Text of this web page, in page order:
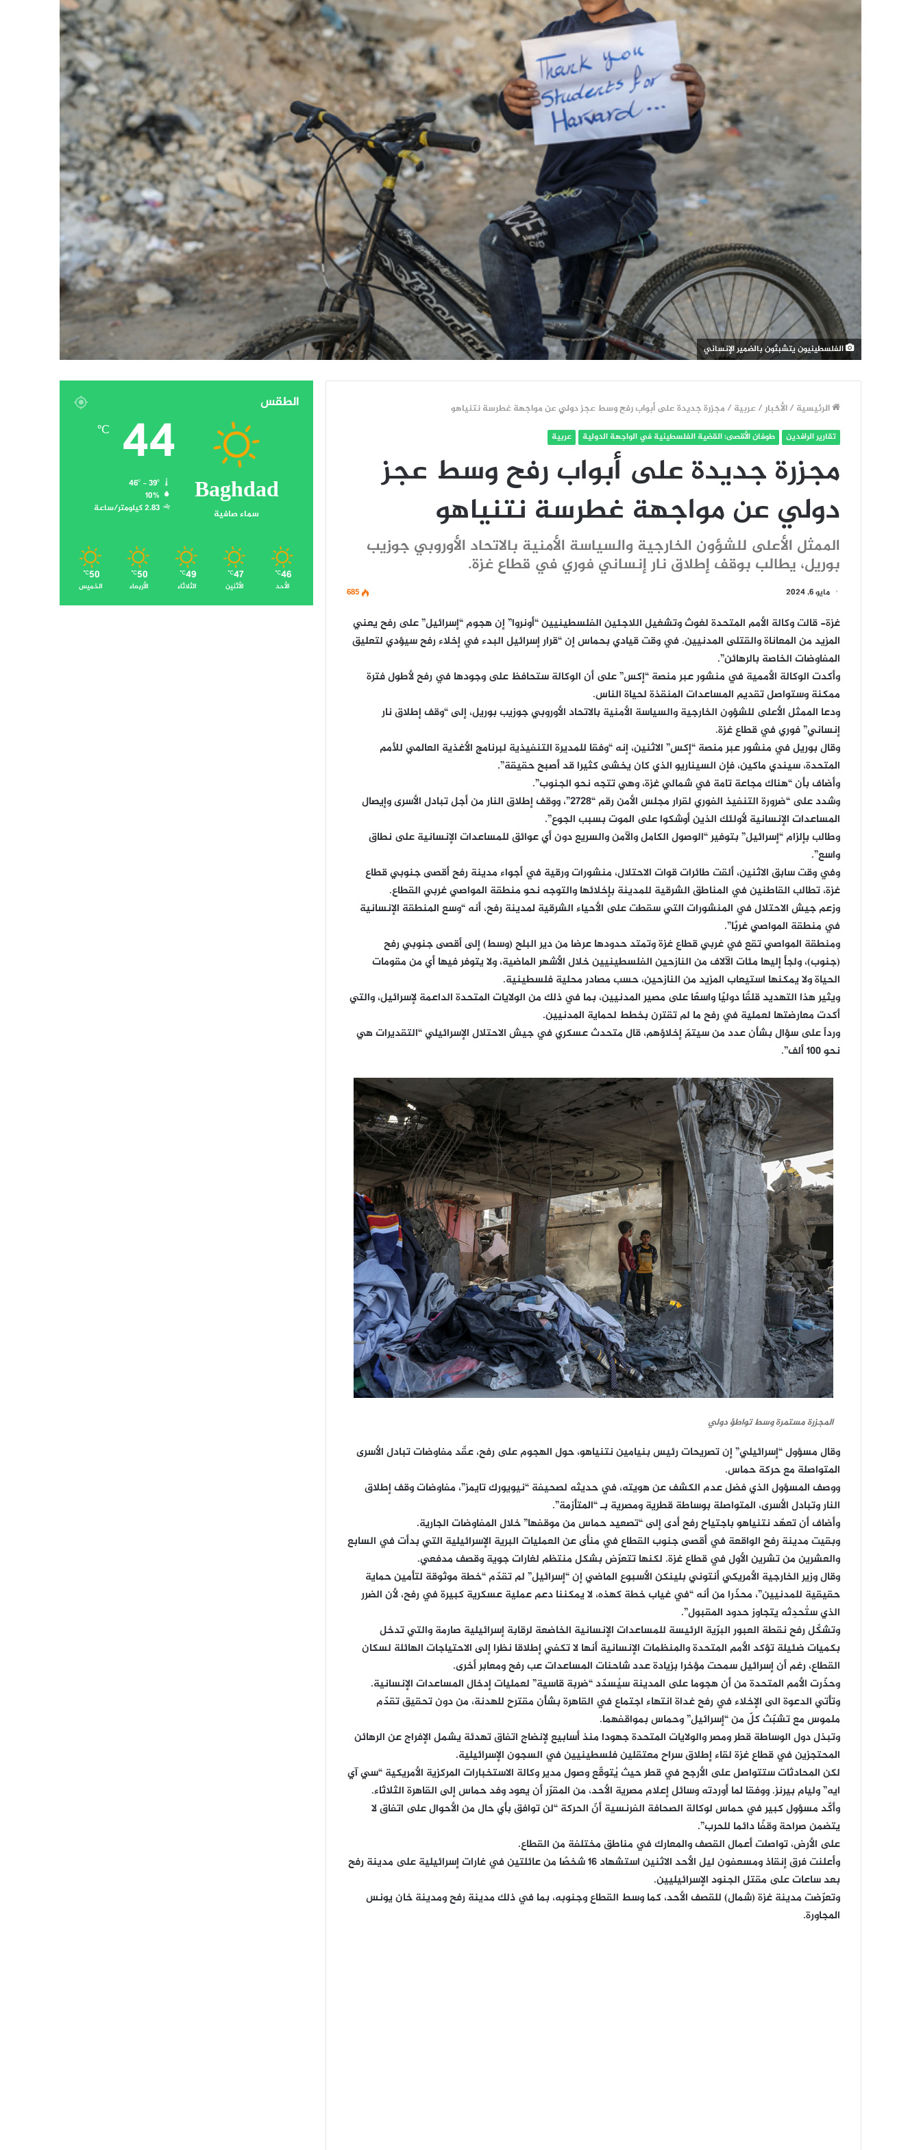
الفلسطينيون يتشبثون بالضمير الإنساني
الرئيسية /الأخبار/عربية / مجزرة جديدة على أبواب رفح وسط عجز دولي عن مواجهة غطرسة نتنياهو
تقارير الرافدين طوفان الأقصى: القضية الفلسطينية في الواجهة الدولية عربية
مجزرة جديدة على أبواب رفح وسط عجز
دولي عن مواجهة غطرسة نتنياهو
الممثل الأعلى للشؤون الخارجية والسياسة الأمنية بالاتحاد الأوروبي جوزيب
بوريل، يطالب بوقف إطلاق نار إنساني فوري في قطاع غزة.
مايو 6, 2024 685
غزة- قالت وكالة الأمم المتحدة لغوث وتشغيل اللاجئين الفلسطينيين “أونروا” إن هجوم “إسرائيل” على رفح يعني
المزيد من المعاناة والقتلى المدنيين. في وقت قيادي بحماس إن “قرار إسرائيل البدء في إخلاء رفح سيؤدي لتعليق
المفاوضات الخاصة بالرهائن”.
وأكدت الوكالة الأممية في منشور عبر منصة “إكس” على أن الوكالة ستحافظ على وجودها في رفح لأطول فترة
ممكنة وستواصل تقديم المساعدات المنقذة لحياة الناس.
ودعا الممثل الأعلى للشؤون الخارجية والسياسة الأمنية بالاتحاد الأوروبي جوزيب بوريل، إلى “وقف إطلاق نار
إنساني” فوري في قطاع غزة.
وقال بوريل في منشور عبر منصة “إكس” الاثنين، إنه “وفقا للمديرة التنفيذية لبرنامج الأغذية العالمي للأمم
المتحدة، سيندي ماكين، فإن السيناريو الذي كان يخشى كثيرا قد أصبح حقيقة”.
وأضاف بأن “هناك مجاعة تامة في شمالي غزة، وهي تتجه نحو الجنوب”.
وشدد على “ضرورة التنفيذ الفوري لقرار مجلس الأمن رقم “2728”، ووقف إطلاق النار من أجل تبادل الأسرى وإيصال
المساعدات الإنسانية لأولئك الذين أوشكوا على الموت بسبب الجوع”.
وطالب بإلزام “إسرائيل” بتوفير “الوصول الكامل والآمن والسريع دون أي عوائق للمساعدات الإنسانية على نطاق
واسع”.
وفي وقت سابق الاثنين، ألقت طائرات قوات الاحتلال، منشورات ورقية في أجواء مدينة رفح أقصى جنوبي قطاع
غزة، تطالب القاطنين في المناطق الشرقية للمدينة بإخلائها والتوجه نحو منطقة المواصي غربي القطاع.
وزعم جيش الاحتلال في المنشورات التي سقطت على الأحياء الشرقية لمدينة رفح، أنه “وسع المنطقة الإنسانية
في منطقة المواصي غربًا”.
ومنطقة المواصي تقع في غربي قطاع غزة وتمتد حدودها عرضا من دير البلح (وسط) إلى أقصى جنوبي رفح
(جنوب)، ولجأ إليها مئات الآلاف من النازحين الفلسطينيين خلال الأشهر الماضية، ولا يتوفر فيها أي من مقومات
الحياة ولا يمكنها استيعاب المزيد من النازحين، حسب مصادر محلية فلسطينية.
ويثير هذا التهديد قلقًا دوليًا واسعًا على مصير المدنيين، بما في ذلك من الولايات المتحدة الداعمة لإسرائيل، والتي
أكدت معارضتها لعملية في رفح ما لم تقترن بخطط لحماية المدنيين.
ورداً على سؤال بشأن عدد من سيتمّ إخلاؤهم، قال متحدث عسكري في جيش الاحتلال الإسرائيلي “التقديرات هي
نحو 100 ألف”.
المجزرة مستمرة وسط تواطؤ دولي
وقال مسؤول “إسرائيلي” إن تصريحات رئيس بنيامين نتنياهو، حول الهجوم على رفح، عقّد مفاوضات تبادل الأسرى
المتواصلة مع حركة حماس.
ووصف المسؤول الذي فضل عدم الكشف عن هويته، في حديثه لصحيفة “نيويورك تايمز”، مفاوضات وقف إطلاق
النار وتبادل الأسرى، المتواصلة بوساطة قطرية ومصرية بـ “المتأزمة”.
وأضاف أن تعهّد نتنياهو باجتياح رفح أدى إلى “تصعيد حماس من موقفها” خلال المفاوضات الجارية.
وبقيت مدينة رفح الواقعة في أقصى جنوب القطاع في منأى عن العمليات البرية الإسرائيلية التي بدأت في السابع
والعشرين من تشرين الأول في قطاع غزة. لكنها تتعرّض بشكل منتظم لغارات جوية وقصف مدفعي.
وقال وزير الخارجية الأمريكي أنتوني بلينكن الأسبوع الماضي إن “إسرائيل” لم تقدّم “خطة موثوقة لتأمين حماية
حقيقية للمدنيين”، محذّرا من أنه “في غياب خطة كهذه، لا يمكننا دعم عملية عسكرية كبيرة في رفح، لأن الضرر
الذي ستُحدِثه يتجاوز حدود المقبول”.
وتشكّل رفح نقطة العبور البرّية الرئيسة للمساعدات الإنسانية الخاضعة لرقابة إسرائيلية صارمة والتي تدخل
بكميات ضئيلة تؤكد الأمم المتحدة والمنظمات الإنسانية أنها لا تكفي إطلاقا نظرا إلى الاحتياجات الهائلة لسكان
القطاع، رغم أن إسرائيل سمحت مؤخرا بزيادة عدد شاحنات المساعدات عب رفح ومعابر أخرى.
وحذّرت الأمم المتحدة من أن هجوما على المدينة سيُسدّد “ضربة قاسية” لعمليات إدخال المساعدات الإنسانية.
وتأتي الدعوة الى الإخلاء في رفح غداة انتهاء اجتماع في القاهرة بشأن مقترح للهدنة، من دون تحقيق تقدّم
ملموس مع تشبّث كلّ من “إسرائيل” وحماس بمواقفهما.
وتبذل دول الوساطة قطر ومصر والولايات المتحدة جهودا منذ أسابيع لإنضاج اتفاق تهدئة يشمل الإفراج عن الرهائن
المحتجزين في قطاع غزة لقاء إطلاق سراح معتقلين فلسطينيين في السجون الإسرائيلية.
لكن المحادثات ستتواصل على الأرجح في قطر حيث يُتوقّع وصول مدير وكالة الاستخبارات المركزية الأمريكية “سي آي
ايه” وليام بيرنز. ووفقا لما أوردته وسائل إعلام مصرية الأحد، من المقرّر أن يعود وفد حماس إلى القاهرة الثلاثاء.
وأكّد مسؤول كبير في حماس لوكالة الصحافة الفرنسية أنّ الحركة “لن توافق بأي حال من الأحوال على اتفاق لا
يتضمن صراحة وقفًا دائما للحرب”.
على الأرض، تواصلت أعمال القصف والمعارك في مناطق مختلفة من القطاع.
وأعلنت فرق إنقاذ ومسعفون ليل الأحد الاثنين استشهاد 16 شخصًا من عائلتين في غارات إسرائيلية على مدينة رفح
بعد ساعات على مقتل الجنود الإسرائيليين.
وتعرّضت مدينة غزة (شمال) للقصف الأحد، كما وسط القطاع وجنوبه، بما في ذلك مدينة رفح ومدينة خان يونس
المجاورة.
الطقس
Baghdad
سماء صافية
44
℃
46º - 39º
10%
2.83 كيلومتر/ساعة
46
℃
الأحد
47
℃
الأثنين
49
℃
الثلاثاء
50
℃
الأربعاء
50
℃
الخميس